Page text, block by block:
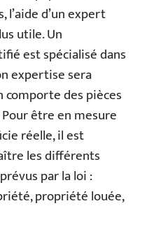
l’aide d’un expert
utile. Un
est spécialisé dans
expertise sera
comporte des pièces
être en mesure
réelle, il est
les différents
par la loi :
propriété louée,